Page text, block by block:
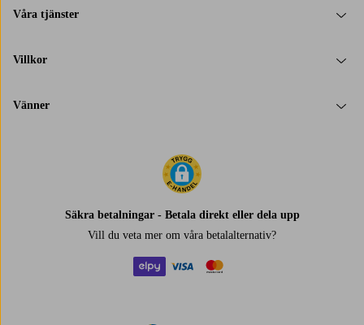
Våra tjänster
Villkor
Vänner
Säkra betalningar - Betala direkt eller dela upp
Vill du veta mer om våra betalalternativ?